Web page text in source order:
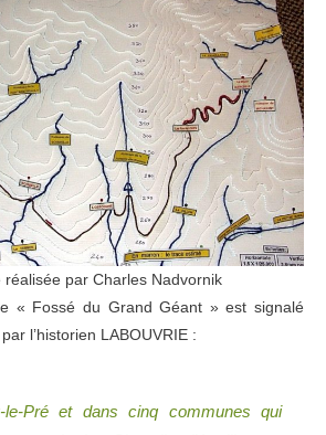
réalisée par Charles Nadvornik
« Fossé du Grand Géant » est signalé
l’historien LABOUVRIE :
Pré et dans cinq communes qui